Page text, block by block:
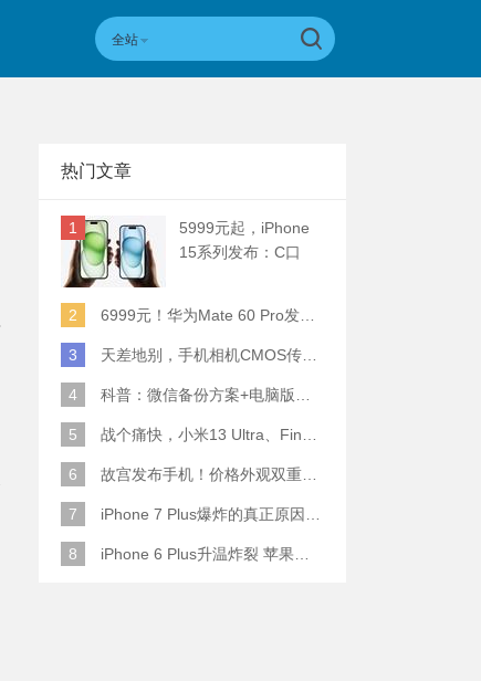
全站
热门文章
1
5999元起，iPhone
15系列发布：C口
2
6999元！华为Mate 60 Pro发布：麒麟9000S+卫星通话 (附初步跑分)
3 天差地别，手机相机CMOS传感器实际面积对比
4 科普：微信备份方案+电脑版丢失数据恢复指南
5 战个痛快，小米13 Ultra、Find X6 Pro、vivo X90 Pro+、小米12SU拍照横评
6 故宫发布手机！价格外观双重逆天！
7 iPhone 7 Plus爆炸的真正原因原来是这样
8 iPhone 6 Plus升温炸裂 苹果赔了一部全新的